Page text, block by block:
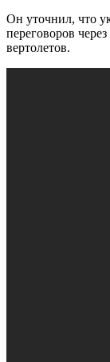
Он уточнил, что
переговоров
вертолетов.